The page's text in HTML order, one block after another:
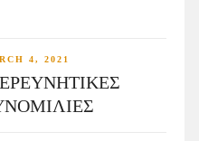
4, 2021